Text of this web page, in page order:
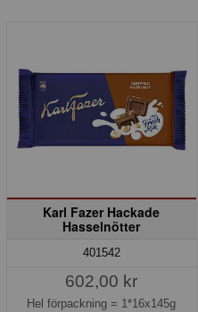
Karl Fazer Hackade
Hasselnötter
401542
602,00 kr
Hel förpackning = 1*16x145g